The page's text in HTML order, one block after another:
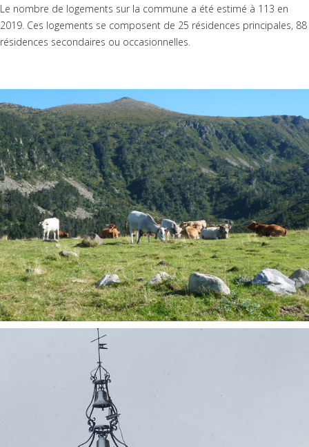
Le nombre de logements sur la commune a été estimé à 113 en
2019. Ces logements se composent de 25 résidences principales, 88
résidences secondaires ou occasionnelles.